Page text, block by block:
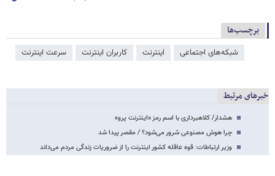
برچسب‌ها
شبکه‌‌های اجتماعی اینترنت کاربران اینترنت سرعت اینترنت
خبرهای مرتبط
هشدار/ کلاهبرداری با اسم رمز «اینترنت پرو»
چرا هوش مصنوعی شرور می‌شود؟‌ / مقصر پیدا شد
وزیر ارتباطات: قوه عاقله کشور اینترنت را از ضروریات زندگی مردم می‌داند